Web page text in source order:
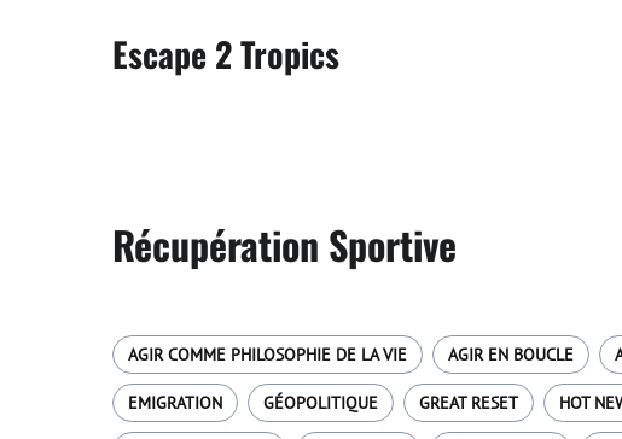
Escape 2 Tropics
Récupération Sportive
AGIR COMME PHILOSOPHIE DE LA VIE AGIR EN BOUCLE
EMIGRATION GÉOPOLITIQUE GREAT RESET HOT